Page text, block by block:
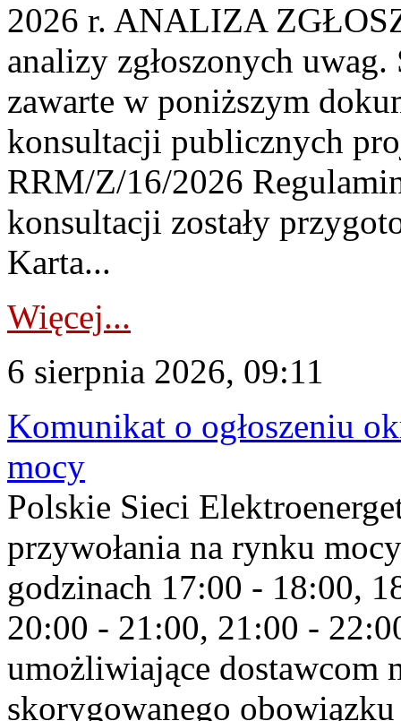
2026 r. ANALIZA
analizy zgłoszonych
zawarte w poniższym
konsultacji publicznych
RRM/Z/16/2026
konsultacji zostały
Karta...
Więcej...
6 sierpnia 2026, 09:11
Komunikat o ogłoszeniu
mocy
Polskie Sieci
przywołania na rynku
godzinach 17:00 - 18:00,
20:00 - 21:00, 21:00 -
umożliwiające dostawcom
skorygowanego